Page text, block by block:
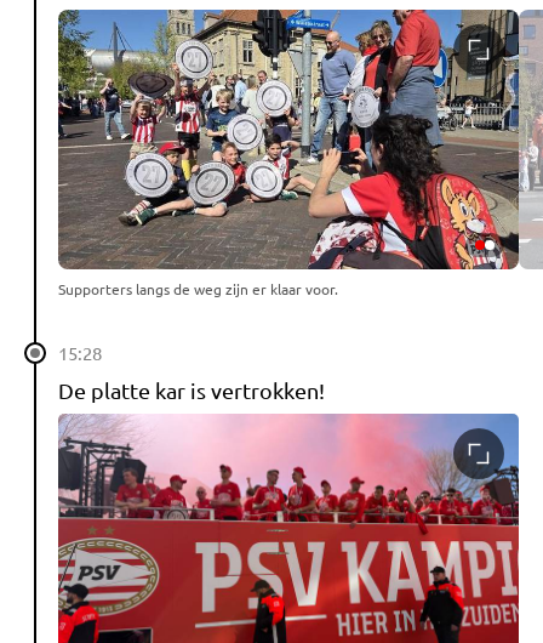
Supporters langs de weg zijn er klaar voor.
15:28
De platte kar is vertrokken!